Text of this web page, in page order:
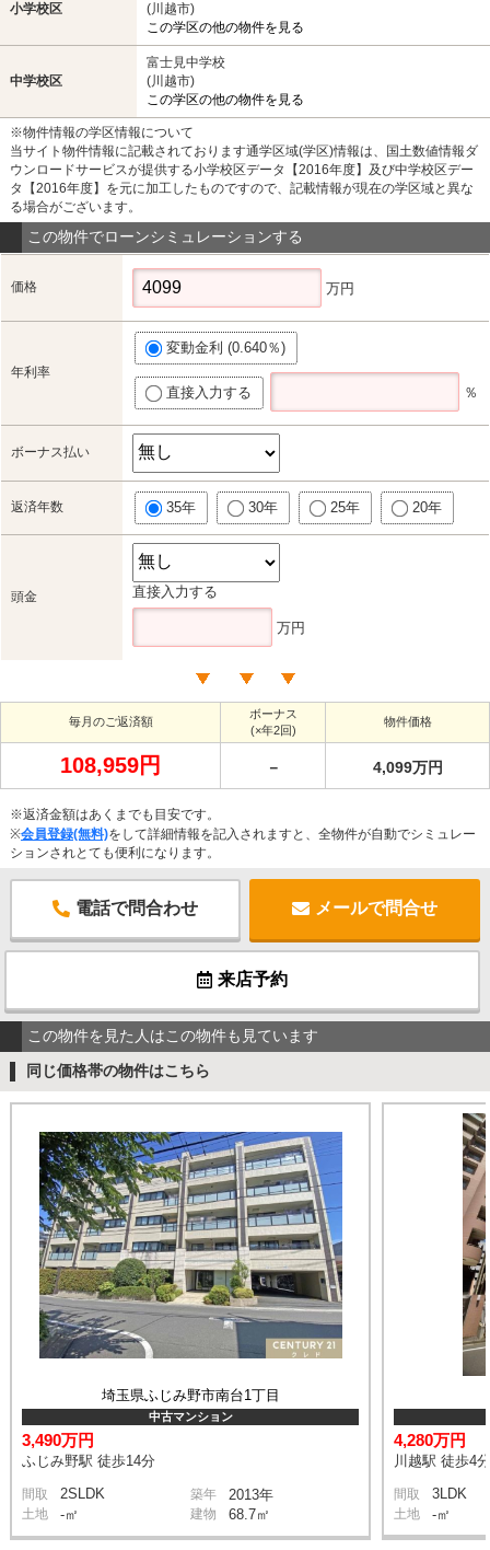
小学校区
(川越市)
この学区の他の物件を見る
中学校区
富士見中学校
(川越市)
この学区の他の物件を見る
※物件情報の学区情報について
当サイト物件情報に記載されております通学区域(学区)情報は、国土数値情報ダ
ウンロードサービスが提供する小学校区データ【2016年度】及び中学校区デー
タ【2016年度】を元に加工したものですので、記載情報が現在の学区域と異な
る場合がございます。
この物件でローンシミュレーションする
価格 万円
年利率
変動金利 (0.640％)
直接入力する ％
ボーナス払い
返済年数 35年 30年 25年 20年
頭金 直接入力する
万円
毎月のご返済額
ボーナス
(×年2回)
物件価格
108,959円 － 4,099万円
※返済金額はあくまでも目安です。
※会員登録(無料)をして詳細情報を記入されますと、全物件が自動でシミュレー
ションされとても便利になります。
電話で問合わせ メールで問合せ
来店予約
この物件を見た人はこの物件も見ています
同じ価格帯の物件はこちら
埼玉県ふじみ野市南台1丁目
中古マンション
3,490万円
ふじみ野駅 徒歩14分
間取 2SLDK 築年 2013年
土地 -㎡ 建物 68.7㎡
4,280万円
川越駅 徒歩4分
間取 3LDK
土地 -㎡